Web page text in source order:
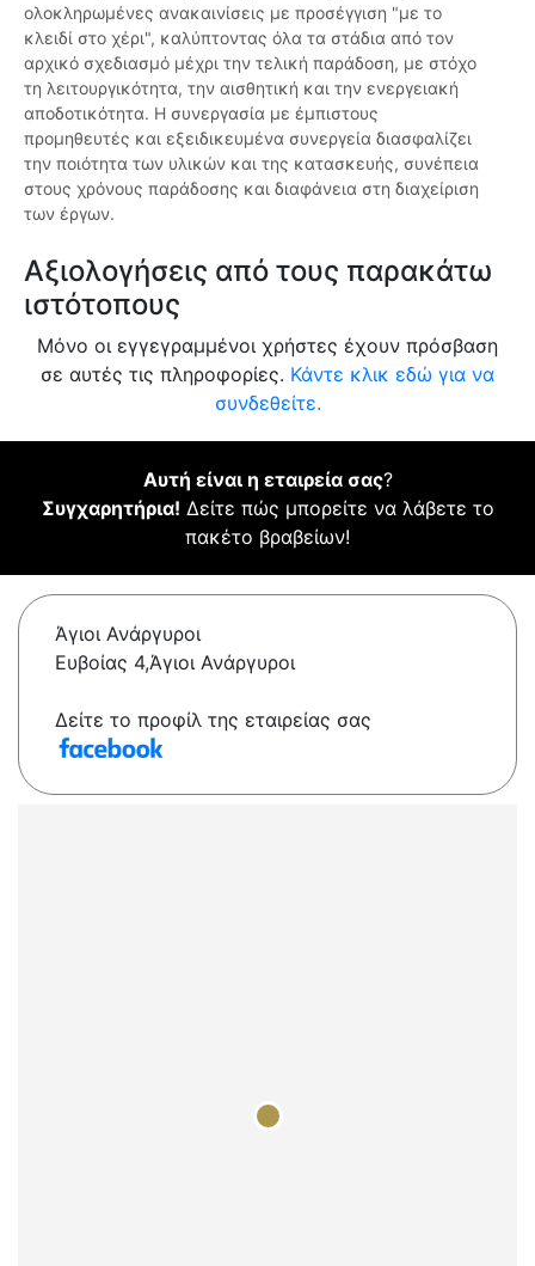
ολοκληρωμένες ανακαινίσεις με προσέγγιση "με το
κλειδί στο χέρι", καλύπτοντας όλα τα στάδια από τον
αρχικό σχεδιασμό μέχρι την τελική παράδοση, με στόχο
τη λειτουργικότητα, την αισθητική και την ενεργειακή
αποδοτικότητα. Η συνεργασία με έμπιστους
προμηθευτές και εξειδικευμένα συνεργεία διασφαλίζει
την ποιότητα των υλικών και της κατασκευής, συνέπεια
στους χρόνους παράδοσης και διαφάνεια στη διαχείριση
των έργων.
Αξιολογήσεις από τους παρακάτω
ιστότοπους
Μόνο οι εγγεγραμμένοι χρήστες έχουν πρόσβαση
σε αυτές τις πληροφορίες. Κάντε κλικ εδώ για να
συνδεθείτε.
Αυτή είναι η εταιρεία σας?
Συγχαρητήρια! Δείτε πώς μπορείτε να λάβετε το
πακέτο βραβείων!
Άγιοι Ανάργυροι
Ευβοίας 4,Άγιοι Ανάργυροι
Δείτε το προφίλ της εταιρείας σας